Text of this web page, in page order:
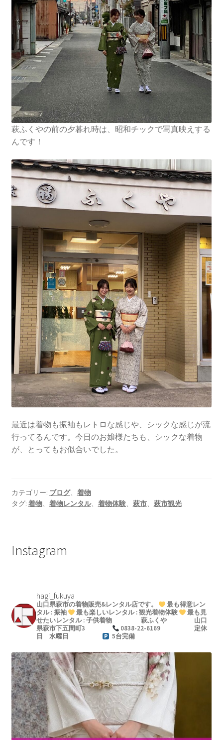
萩ふくやの前の夕暮れ時は、昭和チックで写真映えする
んです！
最近は着物も振袖もレトロな感じや、シックな感じが流
行ってるんです。今日のお嬢様たちも、シックな着物
が、とってもお似合いでした。
カテゴリー: ブログ、 着物
タグ: 着物、 着物レンタル、 着物体験、 萩市、 萩市観光
Instagram
hagi_fukuya
山口県萩市の着物販売&レンタル店です。
最も得意レン
タル : 振袖
最も楽しいレンタル : 観光着物体験
最も見
せたいレンタル : 子供着物
萩ふくや山口
県萩市下五間町3
0838-22-6169定休
日 水曜日
5台完備